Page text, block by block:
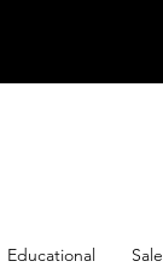
Educational Sale